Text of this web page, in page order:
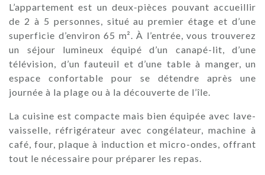
L’appartement est un deux-pièces pouvant accueillir
de 2 à 5 personnes, situé au premier étage et d’une
superficie d’environ 65 m². À l’entrée, vous trouverez
un séjour lumineux équipé d’un canapé-lit, d’une
télévision, d’un fauteuil et d’une table à manger, un
espace confortable pour se détendre après une
journée à la plage ou à la découverte de l’île.
La cuisine est compacte mais bien équipée avec lave-
vaisselle, réfrigérateur avec congélateur, machine à
café, four, plaque à induction et micro-ondes, offrant
tout le nécessaire pour préparer les repas.